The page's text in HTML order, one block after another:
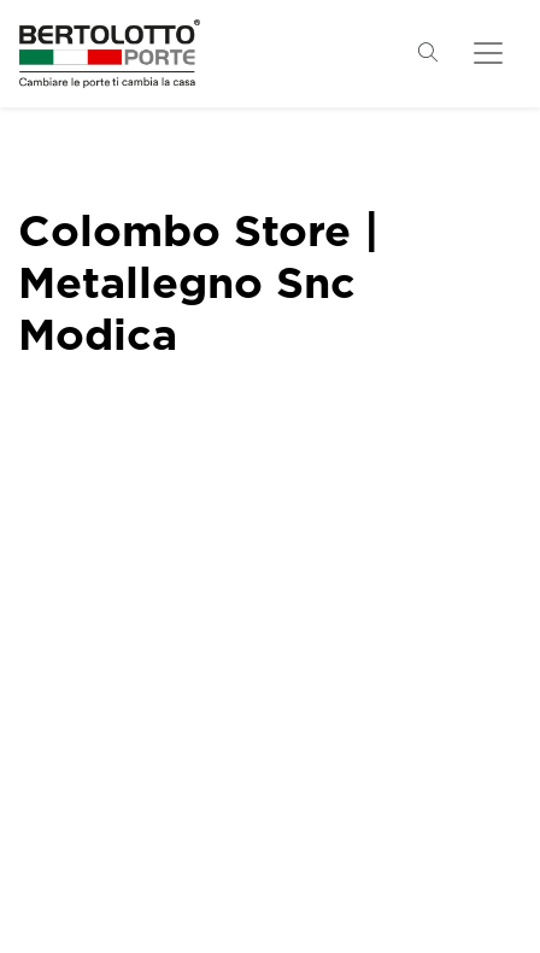
Colombo Store |
Metallegno Snc
Modica